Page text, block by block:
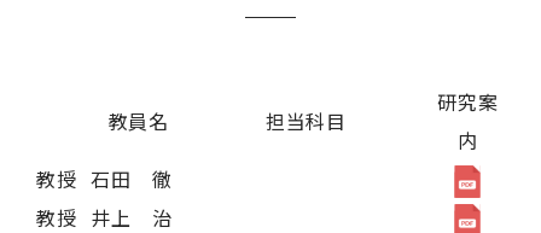
教員名 担当科目
研究案
内
教授 石田 徹
教授 井上 治